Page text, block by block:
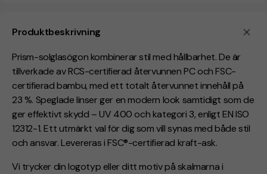
Produktbeskrivning
Prism-solglasögon kombinerar stil med hållbarhet. De är
tillverkade av RCS-certifierad återvunnen PC och FSC-
certifierad bambu, med ett totalt återvunnet innehåll på
23 %. Speglade linser ger en modern look samtidigt som de
ger effektivt skydd – UV 400 och kategori 3, enligt EN ISO
12312-1. Ett utmärkt val för dig som vill synas med både stil
och ansvar. Levereras i FSC®-certifierad kraft-ask.
Vi trycker din logotyp eller ditt motiv på skalmarna i